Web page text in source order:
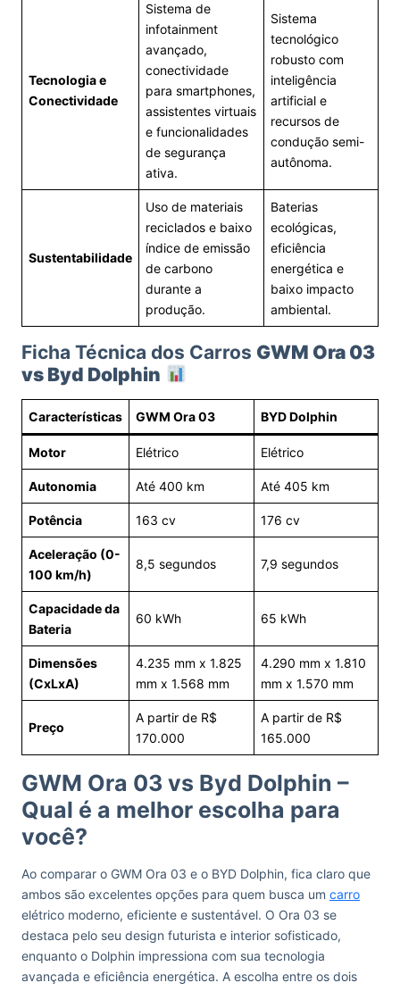
Tecnologia e
Conectividade
Sistema de
infotainment
avançado,
conectividade
para smartphones,
assistentes virtuais
e funcionalidades
de segurança
ativa.
Sistema
tecnológico
robusto com
inteligência
artificial e
recursos de
condução semi-
autônoma.
Sustentabilidade
Uso de materiais
reciclados e baixo
índice de emissão
de carbono
durante a
produção.
Baterias
ecológicas,
eficiência
energética e
baixo impacto
ambiental.
Ficha Técnica dos Carros GWM Ora 03
vs Byd Dolphin
Características GWM Ora 03 BYD Dolphin
Motor Elétrico Elétrico
Autonomia Até 400 km Até 405 km
Potência 163 cv 176 cv
Aceleração (0-
100 km/h)
8,5 segundos 7,9 segundos
Capacidade da
Bateria
60 kWh 65 kWh
Dimensões
(CxLxA)
4.235 mm x 1.825
mm x 1.568 mm
4.290 mm x 1.810
mm x 1.570 mm
Preço
A partir de R$
170.000
A partir de R$
165.000
GWM Ora 03 vs Byd Dolphin –
Qual é a melhor escolha para
você?
Ao comparar o GWM Ora 03 e o BYD Dolphin, fica claro que
ambos são excelentes opções para quem busca um carro
elétrico moderno, eficiente e sustentável. O Ora 03 se
destaca pelo seu design futurista e interior sofisticado,
enquanto o Dolphin impressiona com sua tecnologia
avançada e eficiência energética. A escolha entre os dois